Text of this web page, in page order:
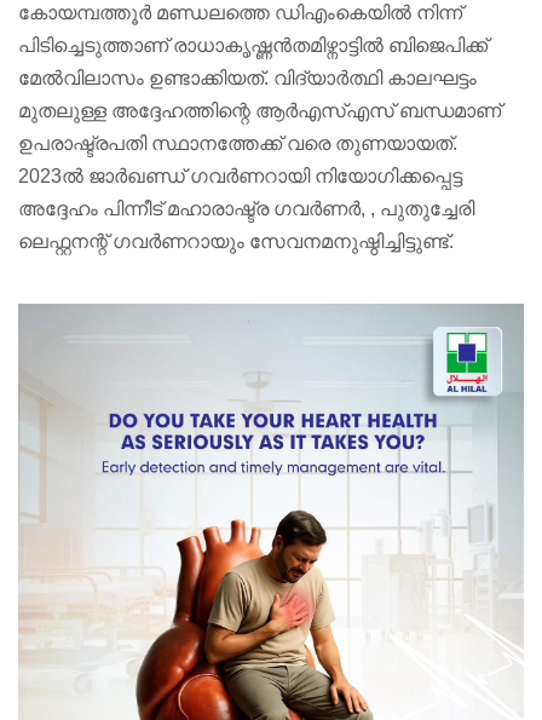
കോയമ്പത്തൂർ മണ്ഡലത്തെ ഡിഎംകെയിൽ നിന്ന്
പിടിച്ചെടുത്താണ് രാധാകൃഷ്ണൻതമിഴ്നാട്ടിൽ ബിജെപിക്ക്
മേൽവിലാസം ഉണ്ടാക്കിയത്. വിദ്യാർത്ഥി കാലഘട്ടം
മുതലുള്ള അദ്ദേഹത്തിന്റെ ആർഎസ്എസ് ബന്ധമാണ്
ഉപരാഷ്ട്രപതി സ്ഥാനത്തേക്ക് വരെ തുണയായത്.
2023ൽ ജാർഖണ്ഡ് ഗവർണറായി നിയോഗിക്കപ്പെട്ട
അദ്ദേഹം പിന്നീട് മഹാരാഷ്ട്ര ഗവര്‍ണർ, , പുതുച്ചേരി
ലെഫ്റ്റനന്റ് ഗവര്‍ണറായും സേവനമനുഷ്ഠിച്ചിട്ടുണ്ട്.